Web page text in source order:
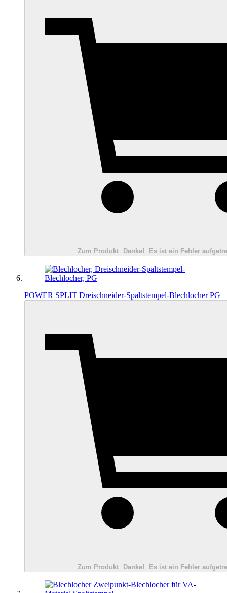
Zum Produkt Danke! Es ist ein Fehler
POWER SPLIT Dreischneider-Spaltstempel-Blechlocher PG
Zum Produkt Danke! Es ist ein Fehler